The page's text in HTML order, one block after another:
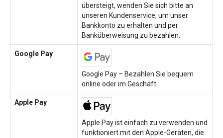
übersteigt, wenden Sie sich bitte an
unseren Kundenservice, um unser
Bankkonto zu erhalten und per
Banküberweisung zu bezahlen.
Google Pay
Google Pay – Bezahlen Sie bequem
online oder im Geschäft.
Apple Pay
Apple Pay ist einfach zu verwenden und
funktioniert mit den Apple-Geräten, die